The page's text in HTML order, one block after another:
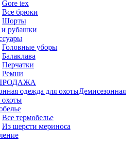
Gore tex
Все брюки
Шорты
рубашки
Головные уборы
Балаклава
Перчатки
Ремни
Демисезонная
охоты
Все термобелье
Из шерсти мериноса